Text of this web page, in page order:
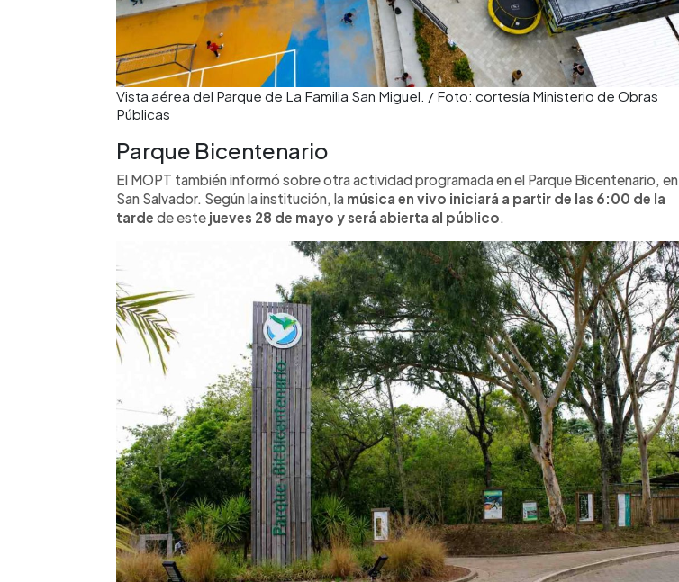
Vista aérea del Parque de La Familia San Miguel. / Foto: cortesía Ministerio de Obras
Públicas
Parque Bicentenario
El MOPT también informó sobre otra actividad programada en el Parque Bicentenario, en
San Salvador. Según la institución, la música en vivo iniciará a partir de las 6:00 de la
tarde de este jueves 28 de mayo y será abierta al público.